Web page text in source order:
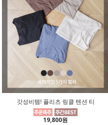
갓성비템! 플리츠 링클 텐션 티
19,800원